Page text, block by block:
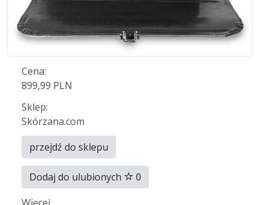
Cena:
899,99 PLN
Sklep:
Skórzana.com
przejdź do sklepu
Dodaj do ulubionych
0